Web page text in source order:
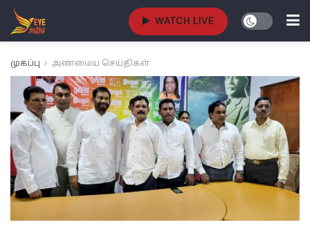
WATCH LIVE
முகப்பு அண்மைய செய்திகள்